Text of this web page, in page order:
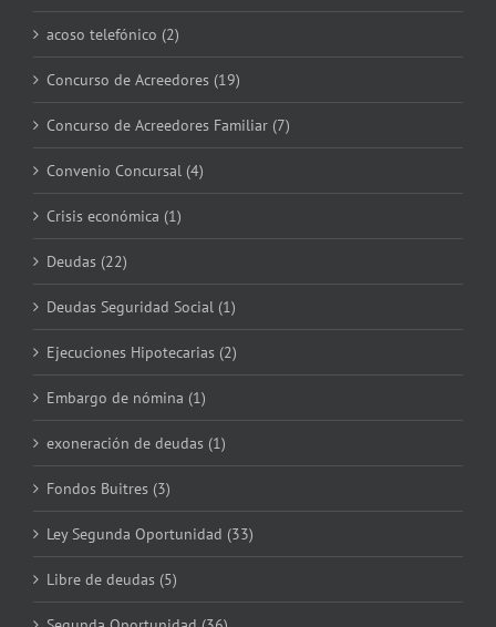
acoso telefónico (2)
Concurso de Acreedores (19)
Concurso de Acreedores Familiar (7)
Convenio Concursal (4)
Crisis económica (1)
Deudas (22)
Deudas Seguridad Social (1)
Ejecuciones Hipotecarias (2)
Embargo de nómina (1)
exoneración de deudas (1)
Fondos Buitres (3)
Ley Segunda Oportunidad (33)
Libre de deudas (5)